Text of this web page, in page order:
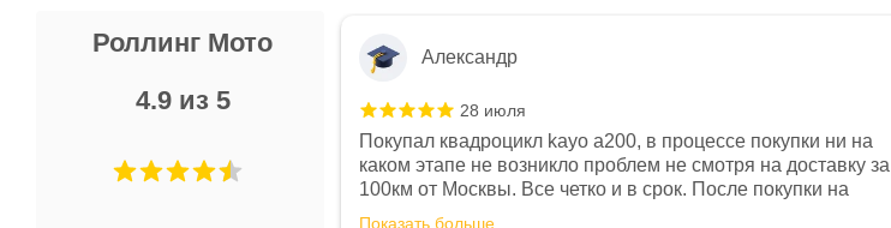
Роллинг Мото
4.9 из 5
Не понравились условия
и дают только на год)
Александр
28 июля
Покупал квадроцикл kayo a200, в процессе покупки ни на
каком этапе не возникло проблем не смотря на доставку за
100км от Москвы. Все четко и в срок. После покупки на
спидометре всегда был 0, при этом представители магазина
Показать больше